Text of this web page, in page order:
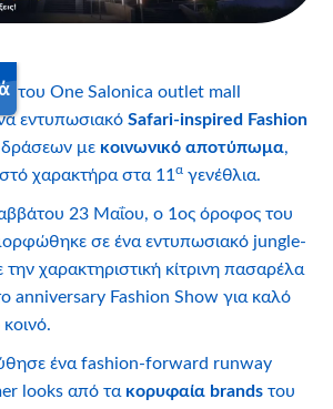
του One Salonica outlet mall
εντυπωσιακό Safari-inspired Fashion
δράσεων με κοινωνικό αποτύπωμα,
χαρακτήρα στα 11 α γενέθλια.
23 Μαΐου, ο 1ος όροφος του
σε ένα εντυπωσιακό jungle-
χαρακτηριστική κίτρινη πασαρέλα
anniversary Fashion Show για καλό
ένα fashion-forward runway
looks από τα κορυφαία brands του